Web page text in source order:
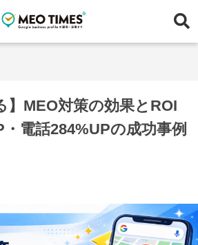
】MEO対策の効果とROI
・電話284%UPの成功事例